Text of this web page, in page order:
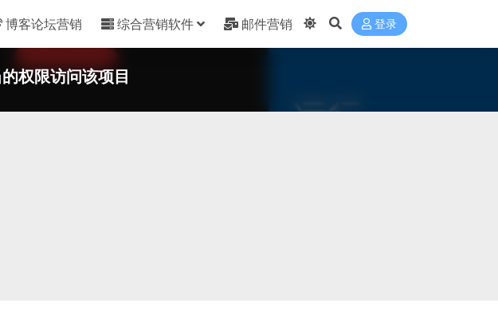
博客论坛营销 综合营销软件 邮件营销 登录
权限访问该项目